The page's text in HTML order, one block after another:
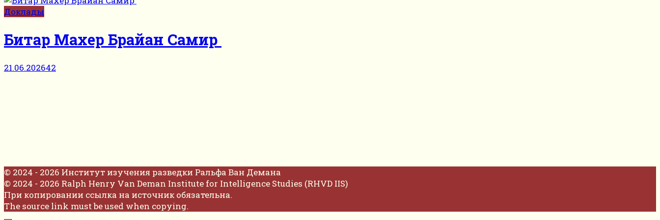
Доклады
Битар Махер Брайан Самир
21.06.202642
© 2024 - 2026 Институт изучения разведки Ральфа Ван Демана
© 2024 - 2026 Ralph Henry Van Deman Institute for Intelligence Studies (RHVD IIS)
При копировании ссылка на источник обязательна.
The source link must be used when copying.